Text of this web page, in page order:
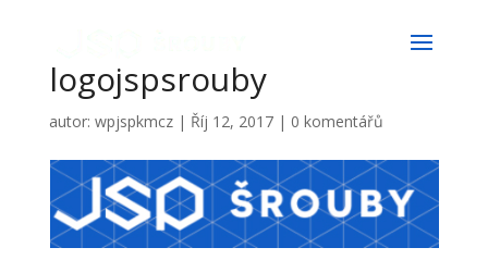
logojspsrouby
autor: wpjspkmcz| Říj 12, 2017| 0 komentářů